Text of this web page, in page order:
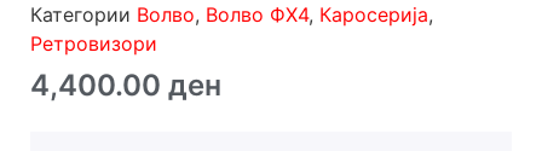
Категории Волво, Волво ФХ4, Каросерија,
Ретровизори
4,400.00 ден